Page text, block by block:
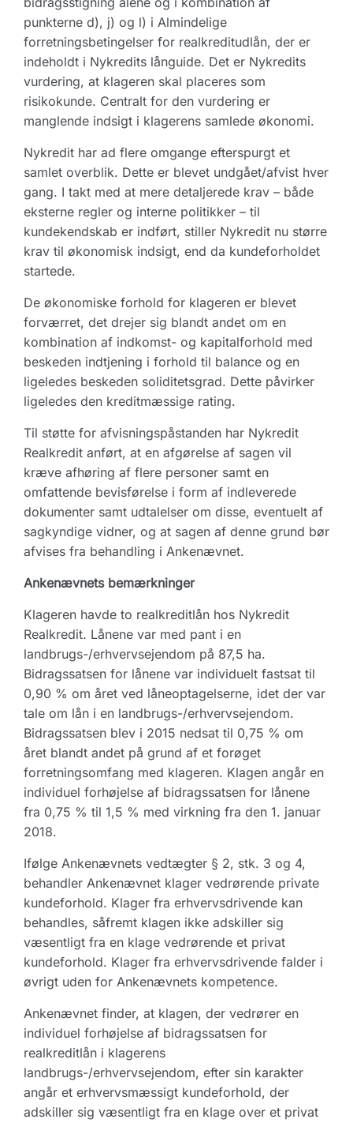
punkterne d), j) og l) i Almindelige
forretningsbetingelser for realkreditudlån, der er
indeholdt i Nykredits långuide. Det er Nykredits
vurdering, at klageren skal placeres som
risikokunde. Centralt for den vurdering er
manglende indsigt i klagerens samlede økonomi.
Nykredit har ad flere omgange efterspurgt et
samlet overblik. Dette er blevet undgået/afvist hver
gang. I takt med at mere detaljerede krav – både
eksterne regler og interne politikker – til
kundekendskab er indført, stiller Nykredit nu større
krav til økonomisk indsigt, end da kundeforholdet
startede.
De økonomiske forhold for klageren er blevet
forværret, det drejer sig blandt andet om en
kombination af indkomst- og kapitalforhold med
beskeden indtjening i forhold til balance og en
ligeledes beskeden soliditetsgrad. Dette påvirker
ligeledes den kreditmæssige rating.
Til støtte for afvisningspåstanden har Nykredit
Realkredit anført, at en afgørelse af sagen vil
kræve afhøring af flere personer samt en
omfattende bevisførelse i form af indleverede
dokumenter samt udtalelser om disse, eventuelt af
sagkyndige vidner, og at sagen af denne grund bør
afvises fra behandling i Ankenævnet.
Ankenævnets bemærkninger
Klageren havde to realkreditlån hos Nykredit
Realkredit. Lånene var med pant i en
landbrugs-/erhvervsejendom på 87,5 ha.
Bidragssatsen for lånene var individuelt fastsat til
0,90 % om året ved låneoptagelserne, idet der var
tale om lån i en landbrugs-/erhvervsejendom.
Bidragssatsen blev i 2015 nedsat til 0,75 % om
året blandt andet på grund af et forøget
forretningsomfang med klageren. Klagen angår en
individuel forhøjelse af bidragssatsen for lånene
fra 0,75 % til 1,5 % med virkning fra den 1. januar
2018.
Ifølge Ankenævnets vedtægter § 2, stk. 3 og 4,
behandler Ankenævnet klager vedrørende private
kundeforhold. Klager fra erhvervsdrivende kan
behandles, såfremt klagen ikke adskiller sig
væsentligt fra en klage vedrørende et privat
kundeforhold. Klager fra erhvervsdrivende falder i
øvrigt uden for Ankenævnets kompetence.
Ankenævnet finder, at klagen, der vedrører en
individuel forhøjelse af bidragssatsen for
realkreditlån i klagerens
landbrugs-/erhvervsejendom, efter sin karakter
angår et erhvervsmæssigt kundeforhold, der
adskiller sig væsentligt fra en klage over et privat